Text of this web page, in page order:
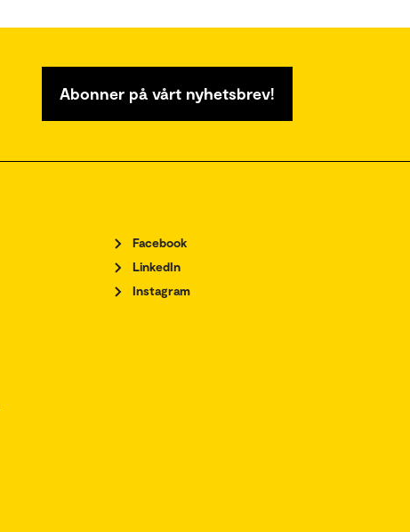
Abonner på vårt nyhetsbrev!
Facebook
LinkedIn
Instagram